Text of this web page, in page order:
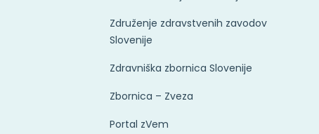
Združenje zdravstvenih zavodov
Slovenije
Zdravniška zbornica Slovenije
Zbornica – Zveza
Portal zVem